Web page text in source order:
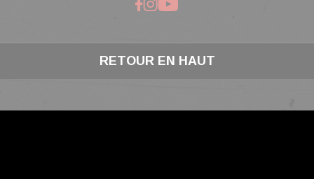
RETOUR EN HAUT